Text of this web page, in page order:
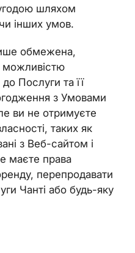
шляхом
інших умов.
обмежена,
можливістю
Послуги та її
з Умовами
ви не отримуєте
таких як
з Веб-сайтом і
маєте права
перепродавати
Чанті або будь-яку